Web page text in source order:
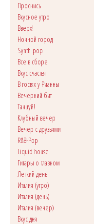
Проснись
Вкусное утро
Вверх!
Ночной город
Synth-pop
Все в сборе
Вкус счастья
В гостях у Рианны
Вечерний бит
Танцуй!
Клубный вечер
Вечер с друзьями
R&B-Pop
Liquid house
Гитары о главном
Легкий день
Италия (утро)
Италия (день)
Италия (вечер)
Вкус дня